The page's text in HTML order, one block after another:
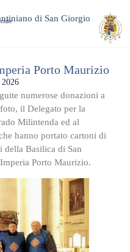
di San Giorgio
Porto Maurizio
numerose donazioni a
il Delegato per la
Milintenda ed al
hanno portato cartoni di
della Basilica di San
Porto Maurizio.